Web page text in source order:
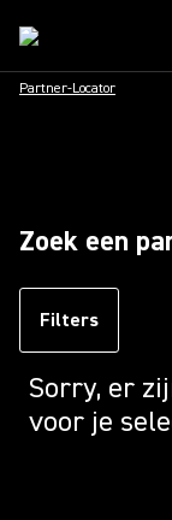
Partner-Locator
Zoek een
Filters
Sorry, er
voor je